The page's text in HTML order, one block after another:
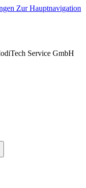
Zur Hauptnavigation
Service GmbH